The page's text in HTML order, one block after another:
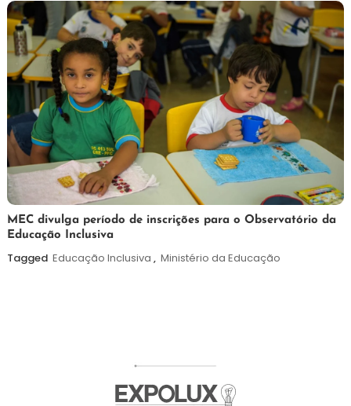
7
de
agosto
Maurilio
MEC divulga período de inscrições para o Observatório da
Educação Inclusiva
Tagged Educação Inclusiva , Ministério da Educação